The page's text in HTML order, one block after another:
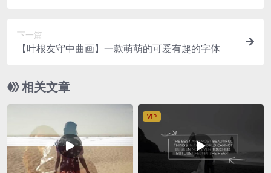
下一篇
【叶根友守中曲画】一款萌萌的可爱有趣的字体
相关文章
VIP